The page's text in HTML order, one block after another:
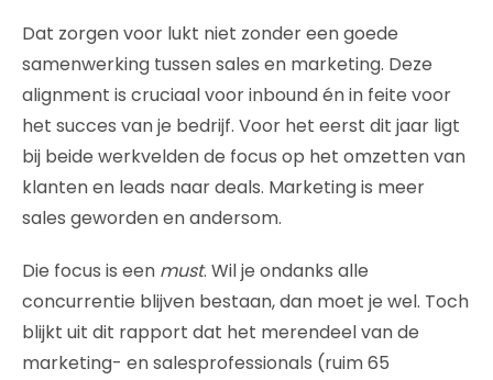
Dat zorgen voor lukt niet zonder een goede
samenwerking tussen sales en marketing. Deze
alignment is cruciaal voor inbound én in feite voor
het succes van je bedrijf. Voor het eerst dit jaar ligt
bij beide werkvelden de focus op het omzetten van
klanten en leads naar deals. Marketing is meer
sales geworden en andersom.
Die focus is een must. Wil je ondanks alle
concurrentie blijven bestaan, dan moet je wel. Toch
blijkt uit dit rapport dat het merendeel van de
marketing- en salesprofessionals (ruim 65